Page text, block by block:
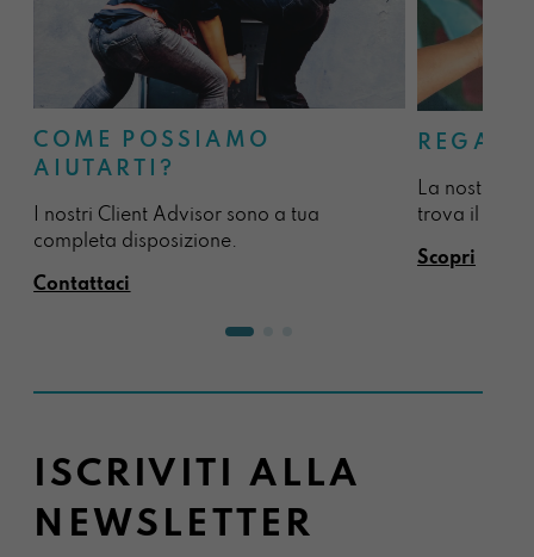
COME POSSIAMO
AIUTARTI?
I nostri Client Advisor sono a tua
completa disposizione.
Contattaci
La nostra
trova il
Scopri
ISCRIVITI ALLA
NEWSLETTER